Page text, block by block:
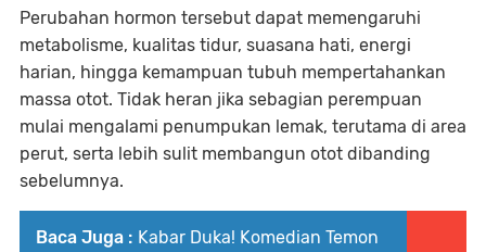
Perubahan hormon tersebut dapat memengaruhi
metabolisme, kualitas tidur, suasana hati, energi
harian, hingga kemampuan tubuh mempertahankan
massa otot. Tidak heran jika sebagian perempuan
mulai mengalami penumpukan lemak, terutama di area
perut, serta lebih sulit membangun otot dibanding
sebelumnya.
Baca Juga : Kabar Duka! Komedian Temon